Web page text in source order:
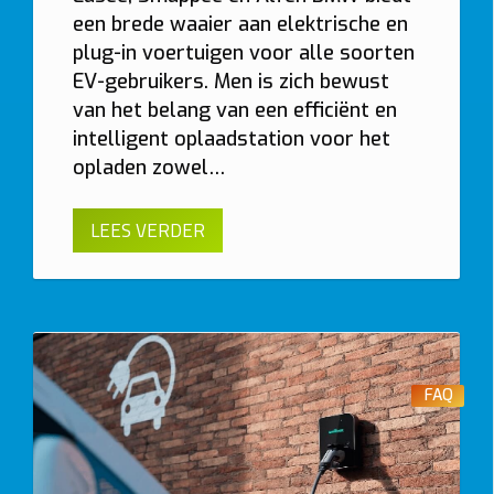
een brede waaier aan elektrische en
plug-in voertuigen voor alle soorten
EV-gebruikers. Men is zich bewust
van het belang van een efficiënt en
intelligent oplaadstation voor het
opladen zowel…
LEES VERDER
FAQ